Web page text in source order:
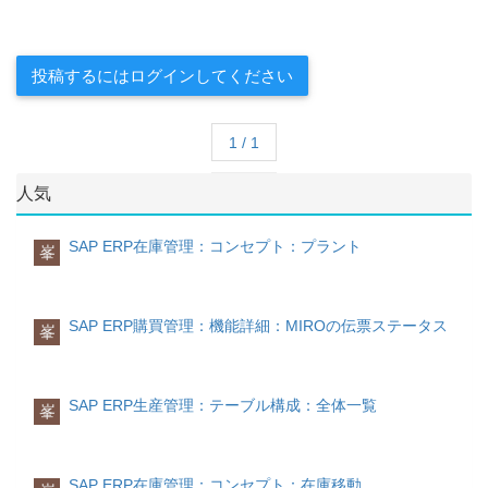
投稿するにはログインしてください
1 / 1
人気
峯 SAP ERP在庫管理：コンセプト：プラント
峯 SAP ERP購買管理：機能詳細：MIROの伝票ステータス
峯 SAP ERP生産管理：テーブル構成：全体一覧